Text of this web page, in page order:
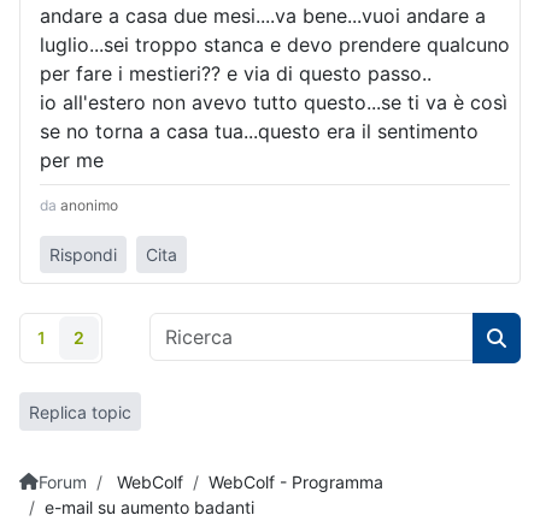
andare a casa due mesi....va bene...vuoi andare a
luglio...sei troppo stanca e devo prendere qualcuno
per fare i mestieri?? e via di questo passo..
io all'estero non avevo tutto questo...se ti va è così
se no torna a casa tua...questo era il sentimento
per me
da anonimo
Rispondi Cita
1 2
Replica topic
Forum WebColf
WebColf - Programma
e-mail su aumento badanti